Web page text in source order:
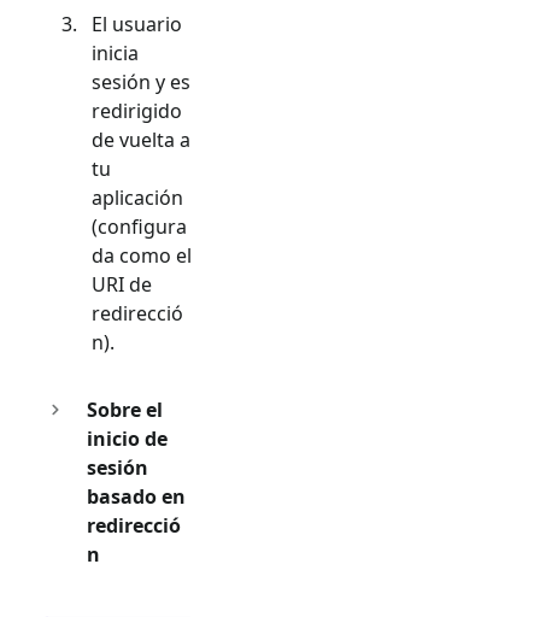
El usuario
inicia
sesión y es
redirigido
de vuelta a
tu
aplicación
(configura
da como el
URI de
redirecció
n).
Sobre el
inicio de
sesión
basado en
redirecció
n